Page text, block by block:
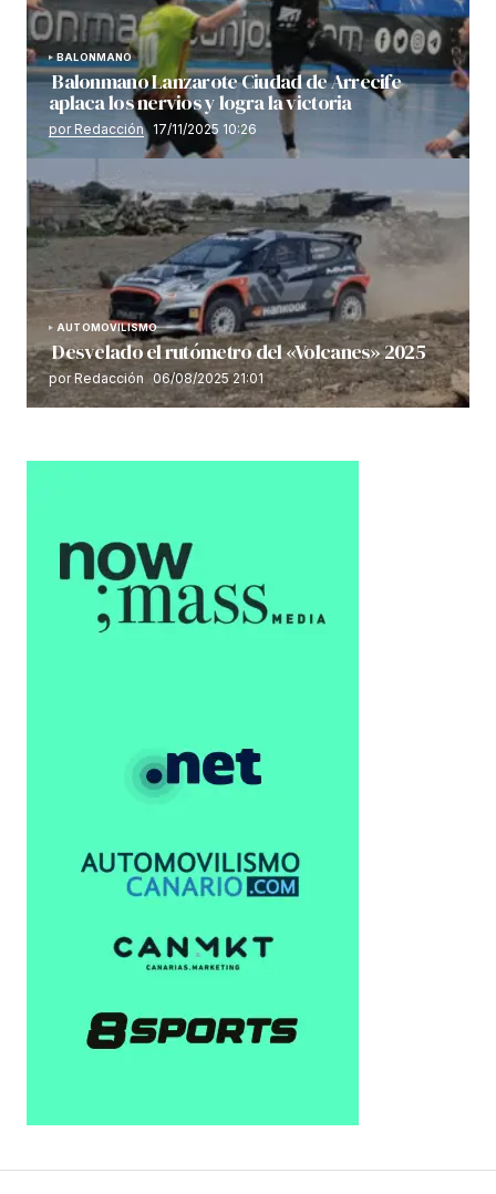
BALONMANO
Balonmano Lanzarote Ciudad de Arrecife
aplaca los nervios y logra la victoria
por Redacción 17/11/2025 10:26
AUTOMOVILISMO
Desvelado el rutómetro del «Volcanes» 2025
por Redacción 06/08/2025 21:01